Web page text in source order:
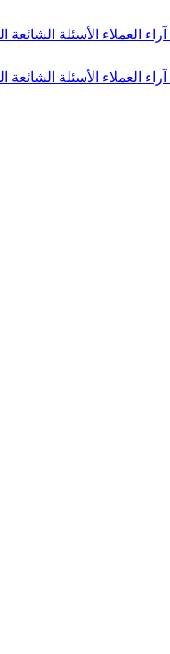
آراء العملاء الأسئلة الشائعة
آراء العملاء الأسئلة الشائعة